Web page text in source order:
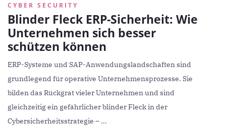
CYBER SECURITY
Blinder Fleck ERP-Sicherheit: Wie
Unternehmen sich besser
schützen können
ERP-Systeme und SAP-Anwendungslandschaften sind
grundlegend für operative Unternehmensprozesse. Sie
bilden das Rückgrat vieler Unternehmen und sind
gleichzeitig ein gefährlicher blinder Fleck in der
Cybersicherheitsstrategie – ...